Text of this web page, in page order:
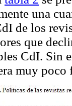
una
de los
que
CdI. Sin
muy poco